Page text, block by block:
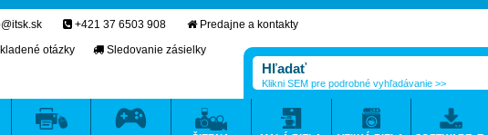
+421 37 6503 908
Predajne a kontakty
otázky
Sledovanie zásielky
Klikni SEM pre podrobné vyhľadávanie >>